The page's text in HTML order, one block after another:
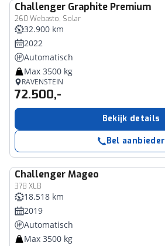
Challenger Graphite Premium
260 Webasto, Solar
32.900 km
2022
Automatisch
Max 3500 kg
RAVENSTEIN
72.500,-
Bekijk details
Bel aanbieder
ChallengerMageo
378 XLB
18.518 km
2019
Automatisch
Max 3500 kg